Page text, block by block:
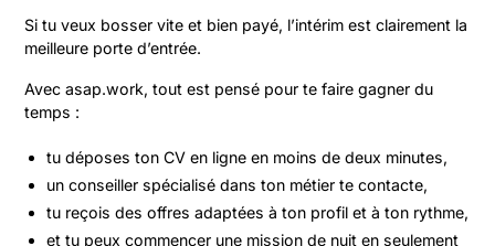
Si tu veux bosser vite et bien payé, l’intérim est clairement la
meilleure porte d’entrée.
Avec asap.work, tout est pensé pour te faire gagner du
temps :
tu déposes ton CV en ligne en moins de deux minutes,
un conseiller spécialisé dans ton métier te contacte,
tu reçois des offres adaptées à ton profil et à ton rythme,
et tu peux commencer une mission de nuit en seulement